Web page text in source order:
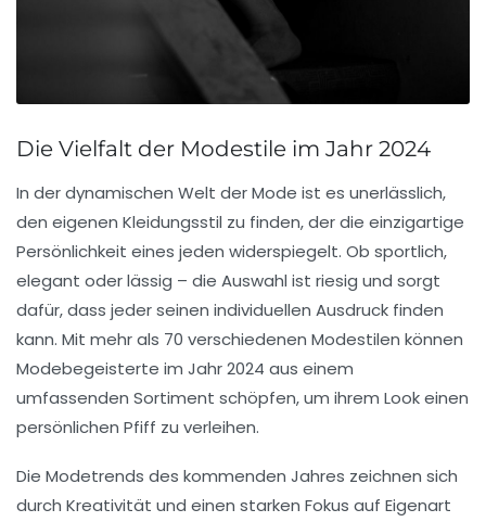
Die Vielfalt der Modestile im Jahr 2024
In der dynamischen Welt derMode ist es unerlässlich,
den eigenen Kleidungsstil zu finden, der die einzigartige
Persönlichkeit eines jeden widerspiegelt. Ob sportlich,
elegant oder lässig – die Auswahl ist riesig und sorgt
dafür, dass jeder seinen individuellen Ausdruck finden
kann. Mit mehr als 70 verschiedenen Modestilen können
Modebegeisterte im Jahr 2024 aus einem
umfassenden Sortiment schöpfen, um ihrem Look einen
persönlichen Pfiff zu verleihen.
Die Modetrends des kommenden Jahres zeichnen sich
durch Kreativität und einen starken Fokus auf Eigenart